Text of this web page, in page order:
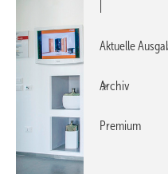
Aktuelle
Archiv
Premium